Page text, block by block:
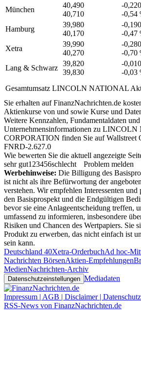
München
40,490
40,710
-0,220
-0,54
Hamburg
39,980
40,170
-0,190
-0,47
Xetra
39,990
40,270
-0,280
-0,70
Lang & Schwarz
39,820
39,830
-0,010
-0,03
Gesamtumsatz LINCOLN NATIONAL
Sie erhalten auf FinanzNachrichten.de
Aktienkurse von und sowie Kurse und
Weitere Kennzahlen, Fundamentaldaten und
Unternehmensinformationen zu
CORPORATION finden Sie aufWallstreet
FNRD-2.627.0
Wie bewerten Sie die aktuell angezeigte
sehr gut1 23456schlecht
Problem melden
Werbehinweise: Die Billigung des
ist nicht als ihre Befürwortung der
verstehen. Wir empfehlen Interessenten
den Basisprospekt und die Endgültigen
bevor sie eine Anlageentscheidung treffen,
umfassend zu informieren, insbesondere
Risiken und Chancen des Wertpapiers. Sie
Produkt zu erwerben, das nicht einfach ist
sein kann.
Deutschland 40Xetra-OrderbuchAd hoc-
Nachrichten BörsenAktien-Empfehlungen
MedienNachrichten-Archiv
Datenschutzeinstellungen Mediadaten
Impressum | AGB | Disclaimer | Datenschutz
RSS-News von FinanzNachrichten.de